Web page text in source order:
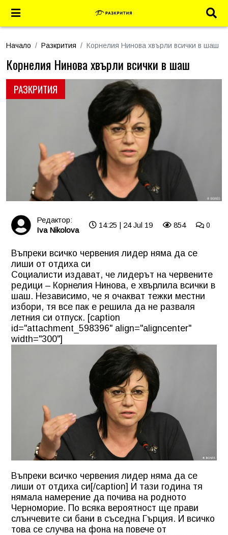
Начало Разкрития Корнелия Нинова хвърли всички в шаш
РАЗКРИТИЯ
Корнелия Нинова хвърли всички в шаш
Редактор:
Iva Nikolova
14:25 | 24 Jul 19 854 0
Въпреки всичко червения лидер няма да се
лиши от отдиха си
Социалисти издават, че лидерът на червените
редици – Корнелия Нинова, е хвърлила всички в
шаш. Независимо, че я очакват тежки местни
избори, тя все пак е решила да не разваля
летния си отпуск. [caption
id="attachment_598396" align="aligncenter"
width="300"]
Въпреки всичко червения лидер няма да се
лиши от отдиха си[/caption] И тази година тя
нямала намерение да почива на родното
Черноморие. По всяка вероятност ще прави
слънчевите си бани в съседна Гърция. И всичко
това се случва на фона на повече от